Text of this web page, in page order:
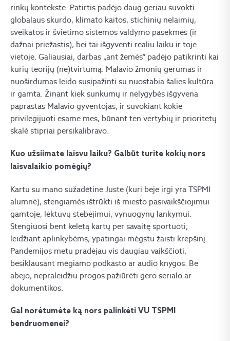
rinkų kontekste. Patirtis padėjo daug geriau suvokti
globalaus skurdo, klimato kaitos, stichinių nelaimių,
sveikatos ir švietimo sistemos valdymo pasekmes (ir
dažnai priežastis), bei tai išgyventi realiu laiku ir toje
vietoje. Galiausiai, darbas „ant žemės“ padėjo patikrinti kai
kurių teorijų (ne)tvirtumą. Malavio žmonių gerumas ir
nuoširdumas leido susipažinti su nuostabia šalies kultūra
ir gamta. Žinant kiek sunkumų ir nelygybės išgyvena
paprastas Malavio gyventojas, ir suvokiant kokie
privilegijuoti esame mes, būnant ten vertybių ir prioritetų
skalė stipriai persikalibravo.
Kuo užsiimate laisvu laiku? Galbūt turite kokių nors
laisvalaikio pomėgių?
Kartu su mano sužadėtine Juste (kuri beje irgi yra TSPMI
alumnė), stengiamės ištrūkti iš miesto pasivaikščiojimui
gamtoje, lėktuvų stebėjimui, vynuogynų lankymui.
Stengiuosi bent keletą kartų per savaitę sportuoti;
leidžiant aplinkybėms, ypatingai mėgstu žaisti krepšinį.
Pandemijos metu pradėjau vis daugiau vaikščioti,
besiklausant mėgiamo podkasto ar audio knygos. Be
abejo, nepraleidžiu progos pažiūrėti gero serialo ar
dokumentikos.
Gal norėtumėte ką nors palinkėti VU TSPMI
bendruomenei?